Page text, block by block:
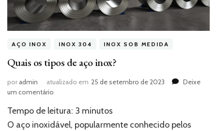
AÇO INOX INOX 304 INOX SOB MEDIDA
Quais os tipos de aço inox?
poradmin atualizado em 25 de setembro de 2023
Deixe
um comentário
os
tipos
Tempo de leitura: 3 minutos
O aço inoxidável, popularmente conhecido pelos